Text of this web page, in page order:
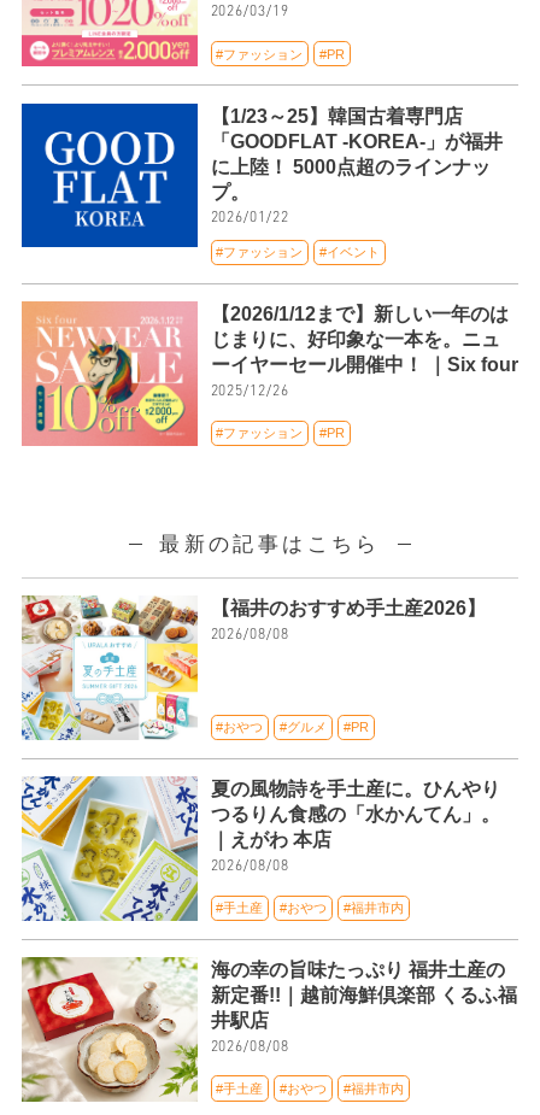
2026/03/19
#ファッション #PR
【1/23～25】韓国古着専門店
「GOODFLAT -KOREA-」が福井
に上陸！ 5000点超のラインナッ
プ。
2026/01/22
#ファッション #イベント
【2026/1/12まで】新しい一年のは
じまりに、好印象な一本を。ニュ
ーイヤーセール開催中！ ｜Six four
2025/12/26
#ファッション #PR
最新の記事はこちら
【福井のおすすめ手土産2026】
2026/08/08
#おやつ #グルメ #PR
夏の風物詩を手土産に。ひんやり
つるりん食感の「水かんてん」。
｜えがわ 本店
2026/08/08
#手土産 #おやつ #福井市内
海の幸の旨味たっぷり 福井土産の
新定番!!｜越前海鮮倶楽部 くるふ福
井駅店
2026/08/08
#手土産 #おやつ #福井市内